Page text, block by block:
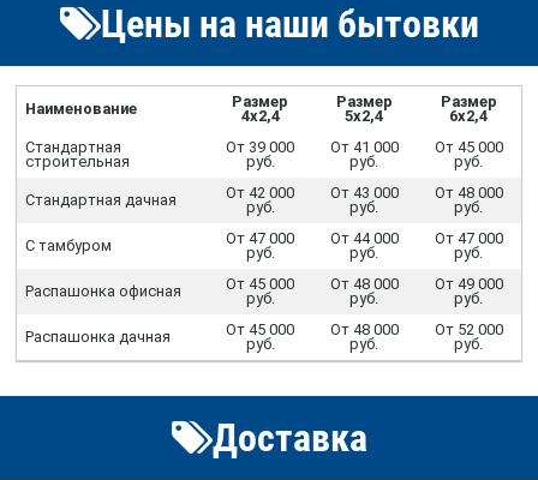
Цены на наши бытовки
Наименование
Размер
4х2,4
Размер
5х2,4
Размер
6х2,4
Стандартная
строительная
От 39 000
руб.
От 41 000
руб.
От 45 000
руб.
Стандартная дачная
От 42 000
руб.
От 43 000
руб.
От 48 000
руб.
С тамбуром
От 47 000
руб.
От 44 000
руб.
От 47 000
руб.
Распашонка офисная
От 45 000
руб.
От 48 000
руб.
От 49 000
руб.
Распашонка дачная
От 45 000
руб.
От 48 000
руб.
От 52 000
руб.
Доставка